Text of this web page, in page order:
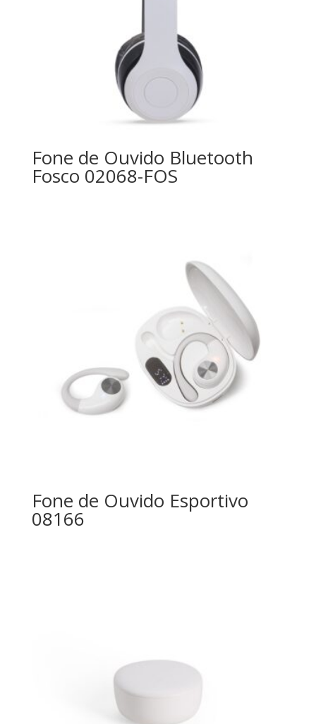
Fone de Ouvido Bluetooth
Fosco 02068-FOS
Fone de Ouvido Esportivo
08166